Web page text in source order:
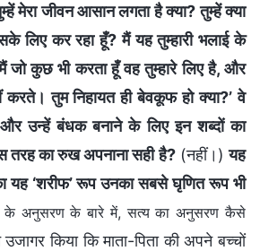
मेरा जीवन आसान लगता है क्या? तुम्हें क्या
लिए कर रहा हूँ? मैं यह तुम्हारी भलाई के
जो कुछ भी करता हूँ वह तुम्हारे लिए है, और
करते। तुम निहायत ही बेवकूफ हो क्या?’ वे
उन्हें बंधक बनाने के लिए इन शब्दों का
तरह का रुख अपनाना सही है?(नहीं।)यह
यह ‘शरीफ’ रूप उनका सबसे घृणित रूप भी
अनुसरण के बारे में, सत्य का अनुसरण कैसे
किया कि माता-पिता की अपने बच्चों